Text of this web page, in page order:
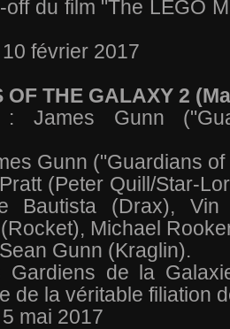
off du film "The LEGO
10 février 2017
OF THE GALAXY 2
: James Gunn
Gunn ("Guardians
(Peter Quill/Star-
Bautista (Drax), Vin
Michael
Gunn (Kraglin).
Gardiens de la
de la véritable filiation
5 mai 2017